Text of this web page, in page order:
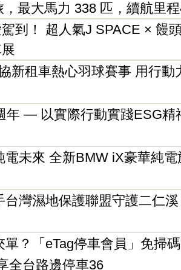
，最大馬力 338 匹，續航里
到！ 超人氣J SPACE × 饅
新租車熱心羽球賽事 用行動
年 — 以實際行動實踐ESG精
電未來 全新BMW iX豪華純
台灣濕地保護聯盟守護二仁
單？「eTag停車會員」免掃
全台路邊停車36